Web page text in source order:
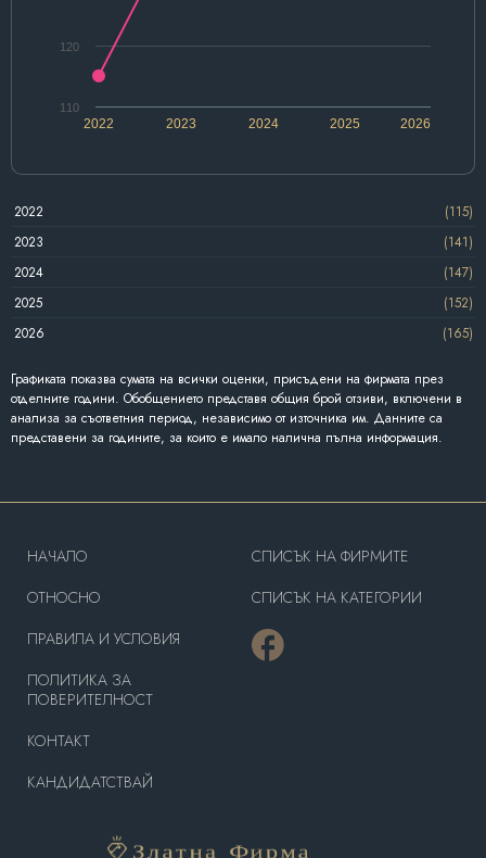
2022 2024 2026
2023 2025
110
120
2022
(115)
2023
(141)
2024
(147)
2025
(152)
2026
(165)
Графиката показва сумата на всички оценки, присъдени на фирмата през
отделните години. Обобщението представя общия брой отзиви, включени в
анализа за съответния период, независимо от източника им. Данните са
представени за годините, за които е имало налична пълна информация.
HAЧАЛО
OТНОСНО
ПРАВИЛА И УСЛОВИЯ
ПОЛИТИКА ЗА
ПОВЕРИТЕЛНОСТ
КОНТАКТ
КАНДИДАТСТВАЙ
СПИСЪК НА ФИРМИТЕ
СПИСЪК НА КАТЕГОРИИ